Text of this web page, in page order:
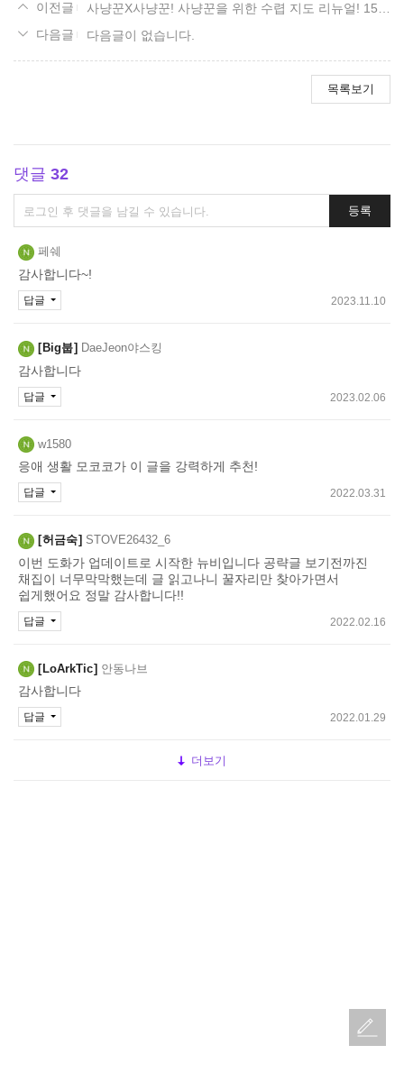
사냥꾼X사냥꾼! 사냥꾼을 위한 수렵 지도 리뉴얼! 15. 볼다이크 편.
다음글이 없습니다.
목록보기
댓글 32
댓
글
쓰
기
등록
페쉐
감사합니다~!
2023.11.10
답글
Big붑 DaeJeon야스킹
감사합니다
2023.02.06
답글
w1580
응애 생활 모코코가 이 글을 강력하게 추천!
2022.03.31
답글
허금숙 STOVE26432_6
이번 도화가 업데이트로 시작한 뉴비입니다 공략글 보기전까진
채집이 너무막막했는데 글 읽고나니 꿀자리만 찾아가면서
쉽게했어요 정말 감사합니다!!
2022.02.16
답글
LoArkTic 안동나브
감사합니다
2022.01.29
답글
더보기